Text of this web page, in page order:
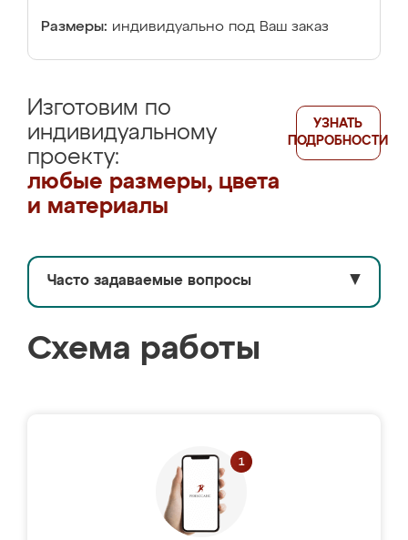
Размеры: индивидуально под Ваш заказ
Изготовим по
индивидуальному
проекту:
любые размеры, цвета
и материалы
УЗНАТЬ
ПОДРОБНОСТИ
Часто задаваемые вопросы ▼
Схема работы